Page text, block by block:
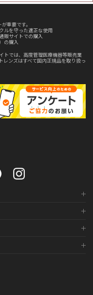
重要です。
ルを守った適正な使用
販サイトでの購入
の購入
トでは、高度管理医療機器等販売業
レンズはすべて国内正規品を取り扱っ